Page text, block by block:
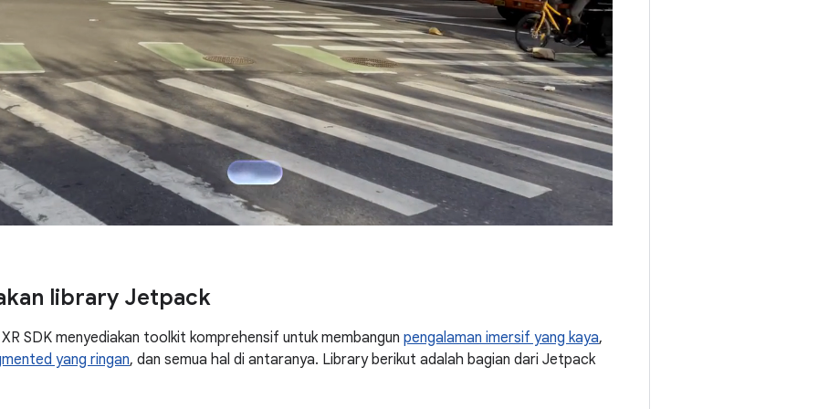
library Jetpack
SDK menyediakan toolkit komprehensif untuk membangun pengalaman imersif yang kaya,
yang ringan, dan semua hal di antaranya. Library berikut adalah bagian dari Jetpack